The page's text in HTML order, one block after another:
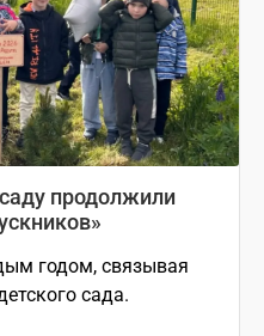
продолжили
годом, связывая
сада.